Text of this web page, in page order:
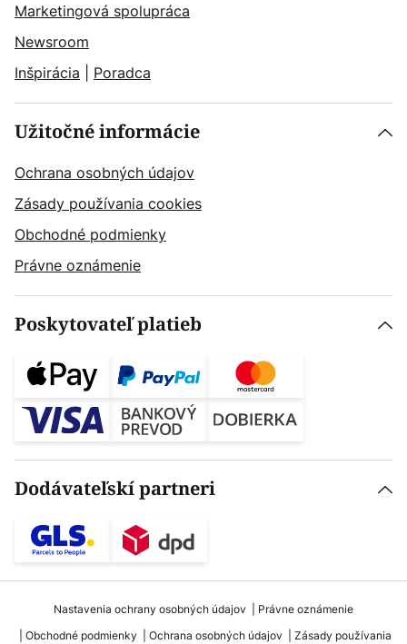
Marketingová spolupráca
Newsroom
Inšpirácia
Poradca
Užitočné informácie
Ochrana osobných údajov
Zásady používania cookies
Obchodné podmienky
Právne oznámenie
Poskytovateľ platieb
Dodávateľskí partneri
Nastavenia ochrany osobných údajov
Právne oznámenie
Obchodné podmienky
Ochrana osobných údajov Zásady používania